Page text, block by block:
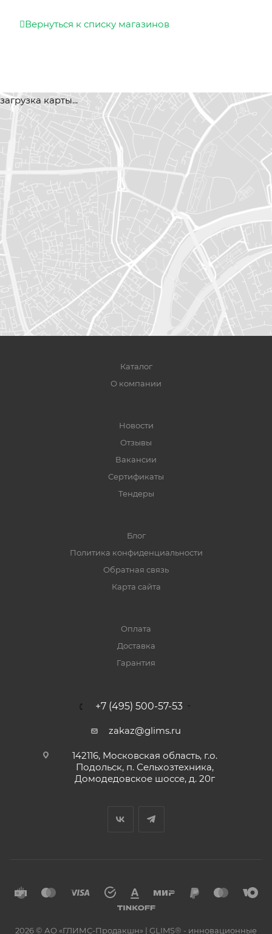
Вернуться к списку магазинов
загрузка карты...
Каталог
О компании
Новости
Отзывы
Вакансии
Сертификаты
Тендеры
Блог
Политика конфиденциальности
Обратная связь
Карта сайта
Оплата
Доставка
Гарантия
+7 (495) 500-57-53
zakaz@glims.ru
142116, Московская область, г.о.
Подольск, п. Сельхозтехника,
Домодедовское шоссе, д. 20г
2026 © АО «ГЛИМС-Продакшн» | GLIMS® - инновационные